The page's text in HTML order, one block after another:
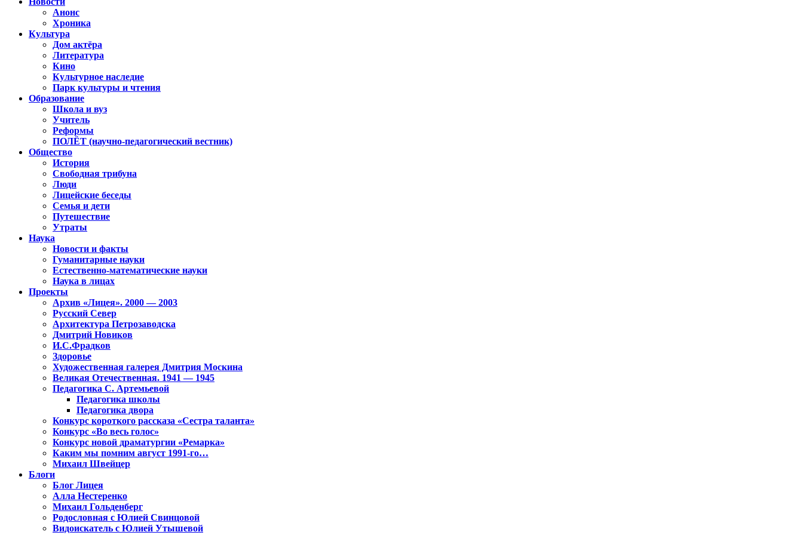
Анонс
Хроника
Культура
Дом актёра
Литература
Кино
Культурное наследие
Парк культуры и чтения
Образование
Школа и вуз
Учитель
Реформы
ПОЛЁТ (научно-педагогический вестник)
Общество
История
Свободная трибуна
Люди
Лицейские беседы
Семья и дети
Путешествие
Утраты
Наука
Новости и факты
Гуманитарные науки
Естественно-математические науки
Наука в лицах
Проекты
Архив «Лицея». 2000 — 2003
Русский Север
Архитектура Петрозаводска
Дмитрий Новиков
И.С.Фрадков
Здоровье
Художественная галерея Дмитрия Москина
Великая Отечественная. 1941 — 1945
Педагогика С. Артемьевой
Педагогика школы
Педагогика двора
Конкурс короткого рассказа «Сестра таланта»
Конкурс «Во весь голос»
Конкурс новой драматургии «Ремарка»
Каким мы помним август 1991-го…
Михаил Швейцер
Блоги
Блог Лицея
Алла Нестеренко
Михаил Гольденберг
Родословная с Юлией Свинцовой
Видоискатель с Юлией Утышевой